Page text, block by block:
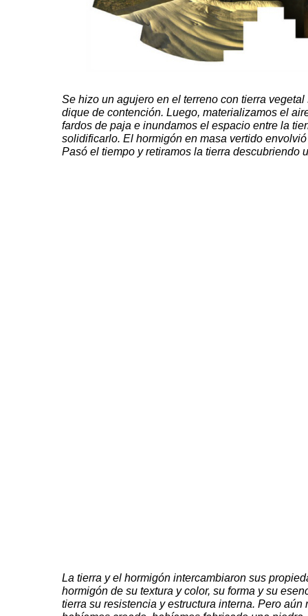
Se hizo un agujero en el terreno con tierra
dique de contención. Luego, materializamos el
fardos de paja e inundamos el espacio entre la
solidificarlo. El hormigón en masa vertido
Pasó el tiempo y retiramos la tierra descubriendo
La tierra y el hormigón intercambiaron sus
hormigón de su textura y color, su forma y su
tierra su resistencia y estructura interna. Pero aún